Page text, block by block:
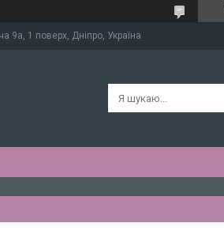
9а, 1 поверх, Дніпро, Україна